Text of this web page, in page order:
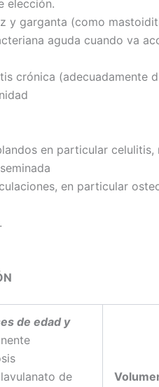
elección.
y garganta (como
aguda cuando va
crónica (adecuadamente
en particular celulitis,
en particular
de edad y
de